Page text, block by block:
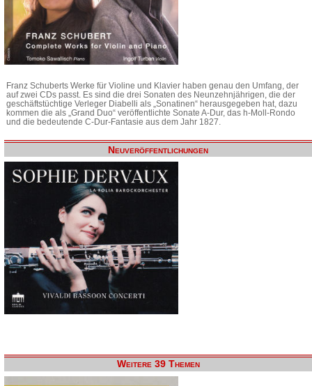
Franz Schuberts Werke für Violine und Klavier haben genau den Umfang, der
auf zwei CDs passt. Es sind die drei Sonaten des Neunzehnjährigen, die der
geschäftstüchtige Verleger Diabelli als „Sonatinen“ herausgegeben hat, dazu
kommen die als „Grand Duo“ veröffentlichte Sonate A-Dur, das h-Moll-Rondo
und die bedeutende C-Dur-Fantasie aus dem Jahr 1827.
Neuveröffentlichungen
Weitere 39 Themen